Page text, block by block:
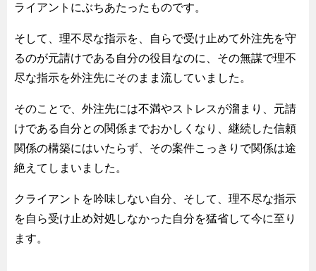
ライアントにぶちあたったものです。
そして、理不尽な指示を、自らで受け止めて外注先を守
るのが元請けである自分の役目なのに、その無謀で理不
尽な指示を外注先にそのまま流していました。
そのことで、外注先には不満やストレスが溜まり、元請
けである自分との関係までおかしくなり、継続した信頼
関係の構築にはいたらず、その案件こっきりで関係は途
絶えてしまいました。
クライアントを吟味しない自分、そして、理不尽な指示
を自ら受け止め対処しなかった自分を猛省して今に至り
ます。